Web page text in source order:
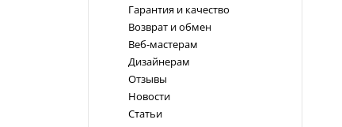
Гарантия и качество
Возврат и обмен
Веб-мастерам
Дизайнерам
Отзывы
Новости
Статьи